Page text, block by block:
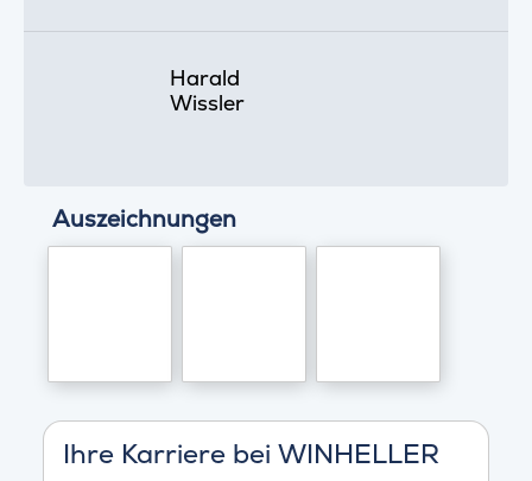
Harald
Wissler
Auszeichnungen
Ihre Karriere bei WINHELLER